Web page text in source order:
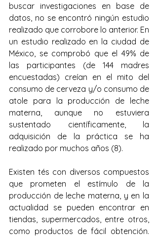
buscar investigaciones en base de
datos, no se encontró ningún estudio
realizado que corrobore lo anterior. En
un estudio realizado en la ciudad de
México, se comprobó que el 49% de
las participantes (de 144 madres
encuestadas) creían en el mito del
consumo de cerveza y/o consumo de
atole para la producción de leche
materna, aunque no estuviera
sustentado científicamente, la
adquisición de la práctica se ha
realizado por muchos años (8).
Existen tés con diversos compuestos
que prometen el estímulo de la
producción de leche materna, y en la
actualidad se pueden encontrar en
tiendas, supermercados, entre otros,
como productos de fácil obtención.